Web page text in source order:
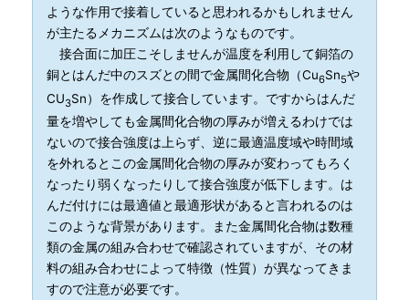
ような作用で接着していると思われるかもしれません
が主たるメカニズムは次のようなものです。
接合面に加圧こそしませんが温度を利用して銅箔の
銅とはんだ中のスズとの間で金属間化合物（Cu6Sn5や
CU3Sn）を作成して接合しています。ですからはんだ
量を増やしても金属間化合物の厚みが増えるわけでは
ないので接合強度は上らず、逆に最適温度域や時間域
を外れるとこの金属間化合物の厚みが変わってもろく
なったり弱くなったりして接合強度が低下します。は
んだ付けには最適値と最適形状があると言われるのは
このような背景があります。また金属間化合物は数種
類の金属の組み合わせで確認されていますが、その材
料の組み合わせによって特徴（性質）が異なってきま
すので注意が必要です。